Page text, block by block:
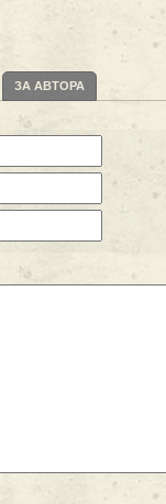
ЗА АВТОРА